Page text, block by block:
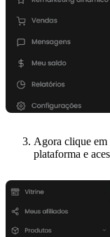
Agora clique em
plataforma e